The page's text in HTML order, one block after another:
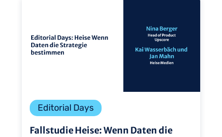
Editorial Days
Fallstudie Heise: Wenn Daten die